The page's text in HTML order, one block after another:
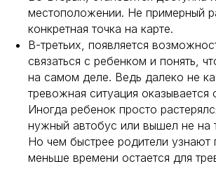
местоположении. Не примерный
конкретная точка на карте.
В-третьих, появляется
связаться с ребенком и понять,
на самом деле. Ведь далеко не
тревожная ситуация оказывается
Иногда ребенок просто
нужный автобус или вышел не на
Но чем быстрее родители узнают
меньше времени остается для